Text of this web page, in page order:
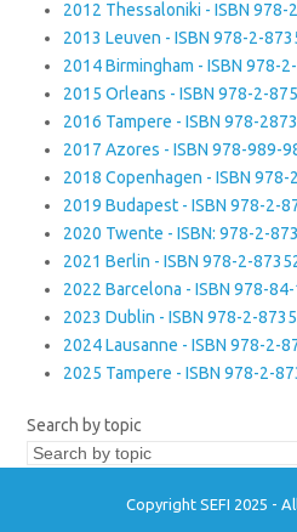
2012 Thessaloniki - ISBN
2013 Leuven - ISBN 978-2-
2014 Birmingham - ISBN 978-
2015 Orleans - ISBN 978-2-
2016 Tampere - ISBN 978-
2017 Azores - ISBN 978-989-
2018 Copenhagen - ISBN
2019 Budapest - ISBN 978-2-
2020 Twente - ISBN: 978-2-
2021 Berlin - ISBN 978-2-
2022 Barcelona - ISBN 978-
2023 Dublin - ISBN 978-2-
2024 Lausanne - ISBN 978-2-
2025 Tampere - ISBN 978-2-
Search by topic
Copyright SEFI 2025 -